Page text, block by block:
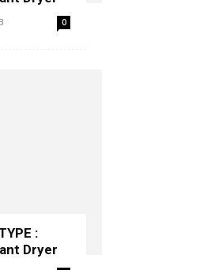
0
:
Dryer